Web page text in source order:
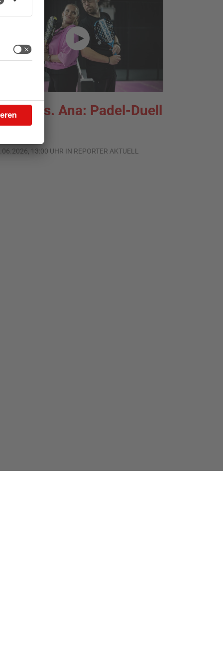
vs. Ana: Padel-Duell
13:00 UHR IN REPORTER AKTUELL